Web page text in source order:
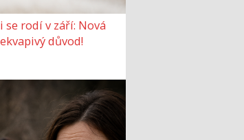
rodí v září: Nová
důvod!